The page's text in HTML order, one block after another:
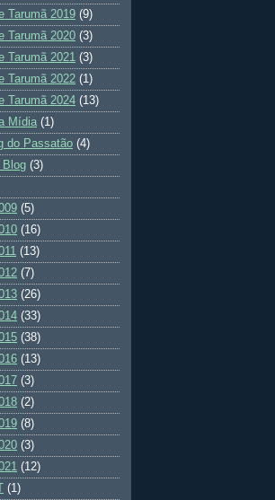
Tarumã 2019 (9)
Tarumã 2020 (3)
Tarumã 2021 (3)
Tarumã 2022 (1)
Tarumã 2024 (13)
Mídia (1)
do Passatão (4)
Blog (3)
(5)
(16)
(13)
(7)
(26)
(33)
(38)
(13)
(3)
(2)
(8)
(3)
(12)
(1)